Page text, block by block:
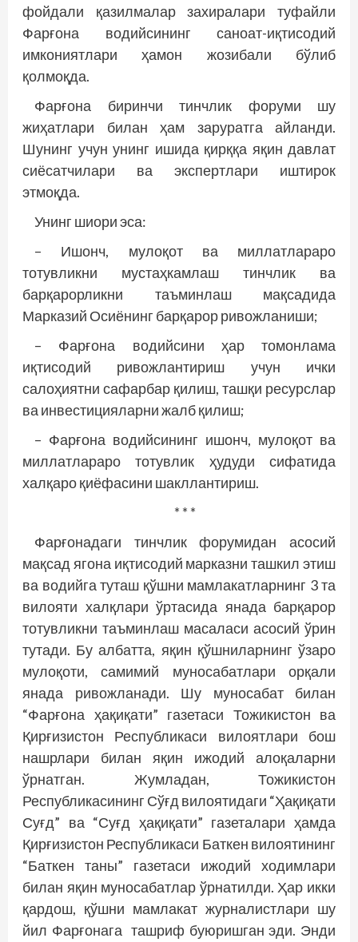
фойдали қазилмалар захиралари туфайли
Фарғона водийсининг саноат-иқтисодий
имкониятлари ҳамон жозибали бўлиб
қолмоқда.
Фарғона биринчи тинчлик форуми шу
жиҳатлари билан ҳам заруратга айланди.
Шунинг учун унинг ишида қирққа яқин давлат
сиёсатчилари ва экспертлари иштирок
этмоқда.
Унинг шиори эса:
– Ишонч, мулоқот ва миллатлараро
тотувликни мустаҳкамлаш тинчлик ва
барқарорликни таъминлаш мақсадида
Марказий Осиёнинг барқарор ривожланиши;
– Фарғона водийсини ҳар томонлама
иқтисодий ривожлантириш учун ички
салоҳиятни сафарбар қилиш, ташқи ресурслар
ва инвестицияларни жалб қилиш;
– Фарғона водийсининг ишонч, мулоқот ва
миллатлараро тотувлик ҳудуди сифатида
халқаро қиёфасини шакллантириш.
* * *
Фарғонадаги тинчлик форумидан асосий
мақсад ягона иқтисодий марказни ташкил этиш
ва водийга туташ қўшни мамлакатларнинг 3 та
вилояти халқлари ўртасида янада барқарор
тотувликни таъминлаш масаласи асосий ўрин
тутади. Бу албатта, яқин қўшниларнинг ўзаро
мулоқоти, самимий муносабатлари орқали
янада ривожланади. Шу муносабат билан
“Фарғона ҳақиқати” газетаси Тожикистон ва
Қирғизистон Республикаси вилоятлари бош
нашрлари билан яқин ижодий алоқаларни
ўрнатган. Жумладан, Тожикистон
Республикасининг Сўғд вилоятидаги “Ҳақиқати
Суғд” ва “Суғд ҳақиқати” газеталари ҳамда
Қирғизистон Республикаси Баткен вилоятининг
“Баткен таны” газетаси ижодий ходимлари
билан яқин муносабатлар ўрнатилди. Ҳар икки
қардош, қўшни мамлакат журналистлари шу
йил Фарғонага ташриф буюришган эди. Энди